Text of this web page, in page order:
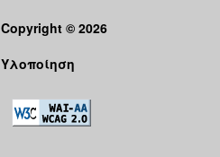
Copyright © 2026
Υλοποίηση